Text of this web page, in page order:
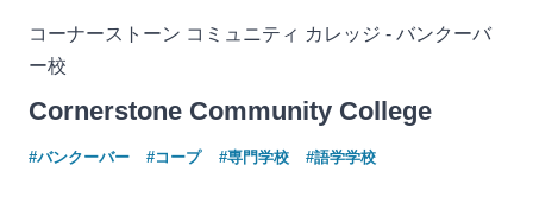
コーナーストーン コミュニティ カレッジ - バンクーバ
ー校
Cornerstone Community College
#バンクーバー #コープ #専門学校 #語学学校